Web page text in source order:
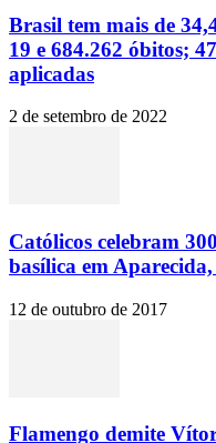
Brasil tem mais de
19 e 684.262 óbitos;
aplicadas
2 de setembro de 2022
Católicos celebram
basílica em Aparecida,
12 de outubro de 2017
Flamengo demite